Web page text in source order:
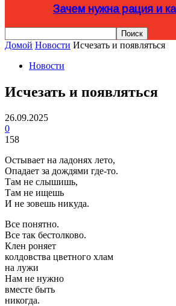
Зачем нужна рация и
Домой Новости Исчезать и появляться
Новости
Исчезать и появляться
26.09.2025
0
158
Остывает на ладонях лето,
Опадает за дождями где-то.
Там не слышишь,
Там не ищешь
И не зовешь никуда.
Все понятно.
Все так бестолково.
Клен роняет
колдовства цветного хлам
на лужи
Нам не нужно
вместе быть
никогда.